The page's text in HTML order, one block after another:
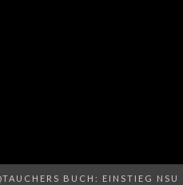
BUCH: EINSTIEG